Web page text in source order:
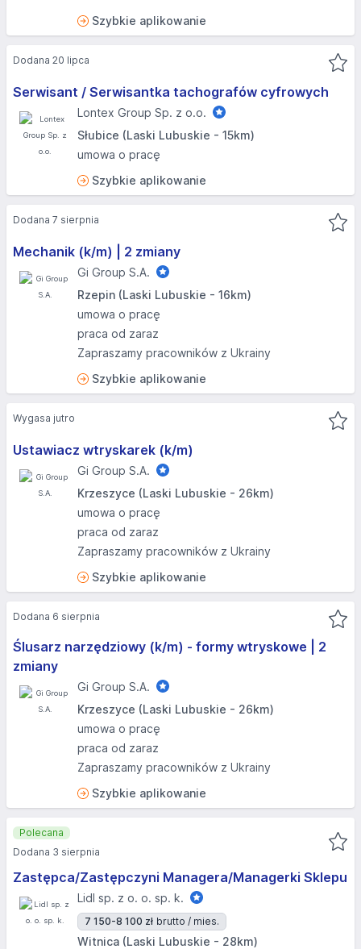
Szybkie aplikowanie
Serwisant / Serwisantka tachografów cyfrowych
Lontex Group Sp. z o.o.
Słubice (Laski Lubuskie - 15km)
umowa o pracę
Szybkie aplikowanie
Dodana 20 lipca
Mechanik (k/m) | 2 zmiany
Gi Group S.A.
Rzepin (Laski Lubuskie - 16km)
umowa o pracę
praca od zaraz
Zapraszamy pracowników z Ukrainy
Szybkie aplikowanie
Dodana 7 sierpnia
Ustawiacz wtryskarek (k/m)
Gi Group S.A.
Krzeszyce (Laski Lubuskie - 26km)
umowa o pracę
praca od zaraz
Zapraszamy pracowników z Ukrainy
Szybkie aplikowanie
Wygasa jutro
Ślusarz narzędziowy (k/m) - formy wtryskowe | 2
zmiany
Gi Group S.A.
Krzeszyce (Laski Lubuskie - 26km)
umowa o pracę
praca od zaraz
Zapraszamy pracowników z Ukrainy
Szybkie aplikowanie
Dodana 6 sierpnia
Zastępca/Zastępczyni Managera/Managerki Sklepu
Lidl sp. z o. o. sp. k.
7 150-8 100 zł brutto / mies.
Witnica (Laski Lubuskie - 28km)
Polecana
Dodana 3 sierpnia